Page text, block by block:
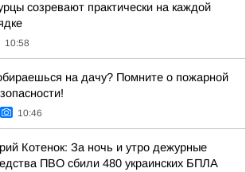
созревают практически на каждой
10:58
на дачу? Помните о пожарной
10:46
Котенок: За ночь и утро дежурные
ПВО сбили 480 украинских БПЛА